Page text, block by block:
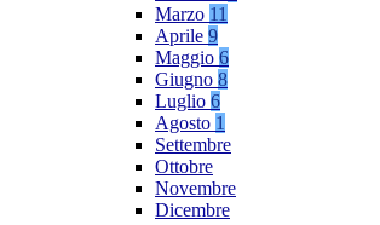
Marzo 11
Aprile 9
Maggio 6
Giugno 8
Luglio 6
Agosto 1
Settembre
Ottobre
Novembre
Dicembre